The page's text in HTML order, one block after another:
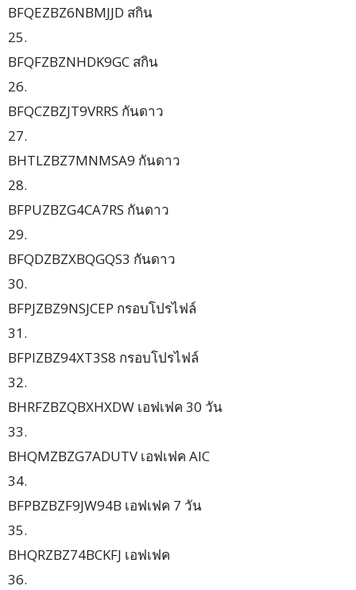
BFQEZBZ6NBMJJD สกิน
25.
BFQFZBZNHDK9GC สกิน
26.
BFQCZBZJT9VRRS กันดาว
27.
BHTLZBZ7MNMSA9 กันดาว
28.
BFPUZBZG4CA7RS กันดาว
29.
BFQDZBZXBQGQS3 กันดาว
30.
BFPJZBZ9NSJCEP กรอบโปรไฟล์
31.
BFPIZBZ94XT3S8 กรอบโปรไฟล์
32.
BHRFZBZQBXHXDW เอฟเฟค 30 วัน
33.
BHQMZBZG7ADUTV เอฟเฟค AIC
34.
BFPBZBZF9JW94B เอฟเฟค 7 วัน
35.
BHQRZBZ74BCKFJ เอฟเฟค
36.